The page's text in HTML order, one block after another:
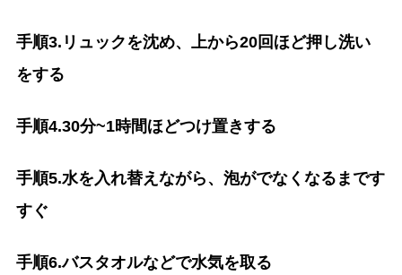
手順3.リュックを沈め、上から20回ほど押し洗い
をする
手順4.30分~1時間ほどつけ置きする
手順5.水を入れ替えながら、泡がでなくなるまです
すぐ
手順6.バスタオルなどで水気を取る